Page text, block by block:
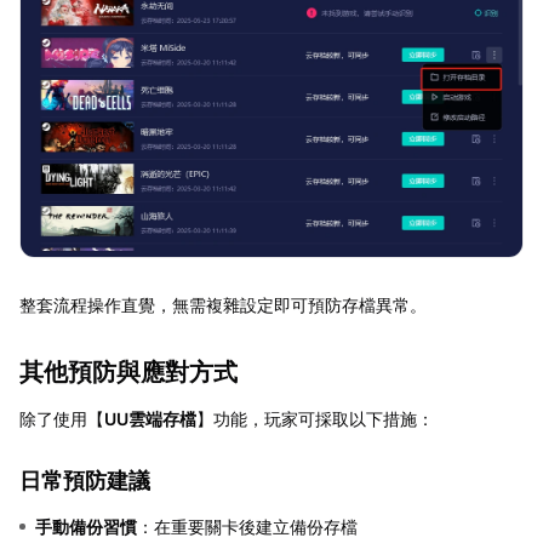
整套流程操作直覺，無需複雜設定即可預防存檔異常。
其他預防與應對方式
除了使用【UU雲端存檔】功能，玩家可採取以下措施：
日常預防建議
手動備份習慣 ：在重要關卡後建立備份存檔